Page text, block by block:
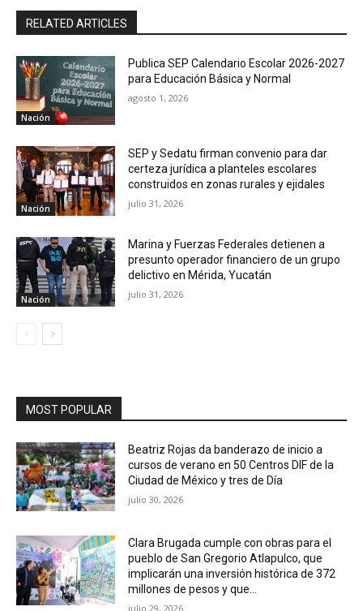
RELATED ARTICLES
Nación
Publica SEP Calendario Escolar 2026-2027
para Educación Básica y Normal
agosto 1, 2026
Nación
SEP y Sedatu firman convenio para dar
certeza jurídica a planteles escolares
construidos en zonas rurales y ejidales
julio 31, 2026
Nación
Marina y Fuerzas Federales detienen a
presunto operador financiero de un grupo
delictivo en Mérida, Yucatán
julio 31, 2026
MOST POPULAR
Beatriz Rojas da banderazo de inicio a
cursos de verano en 50 Centros DIF de la
Ciudad de México y tres de Día
julio 30, 2026
Clara Brugada cumple con obras para el
pueblo de San Gregorio Atlapulco, que
implicarán una inversión histórica de 372
millones de pesos y que...
julio 29, 2026